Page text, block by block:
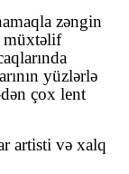
zəngin
müxtəlif
yüzlərlə
çox lent
artisti və xalq